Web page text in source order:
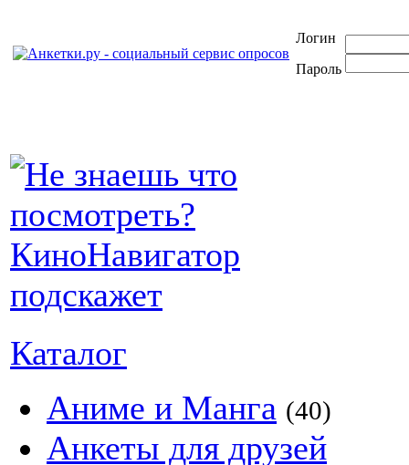
Логин
Пароль
Каталог
Аниме и Манга (40)
Анкеты для друзей